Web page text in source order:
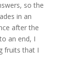
so the
in an
after the
an end, I
fruits that I